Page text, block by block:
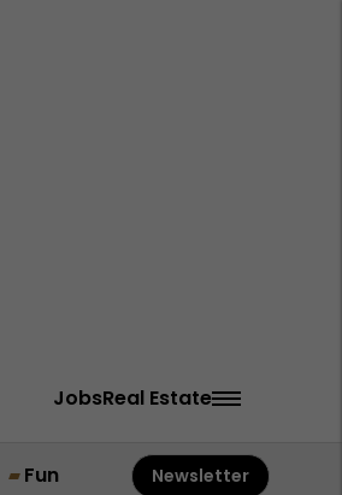
JobsReal Estate
Fun Newsletter